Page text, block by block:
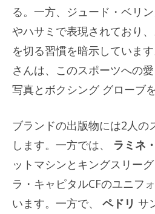
る。一方、ジュード・ベリ
やハサミで表現されており
を切る習慣を暗示していま
さんは、このスポーツへの
写真とボクシング グローブ
ブランドの出版物には2人の
します。一方では、 ラミネ
ットマシンとキングスリーグ
ラ・キャピタルCFのユニフ
います。一方で、 ペドリ サ